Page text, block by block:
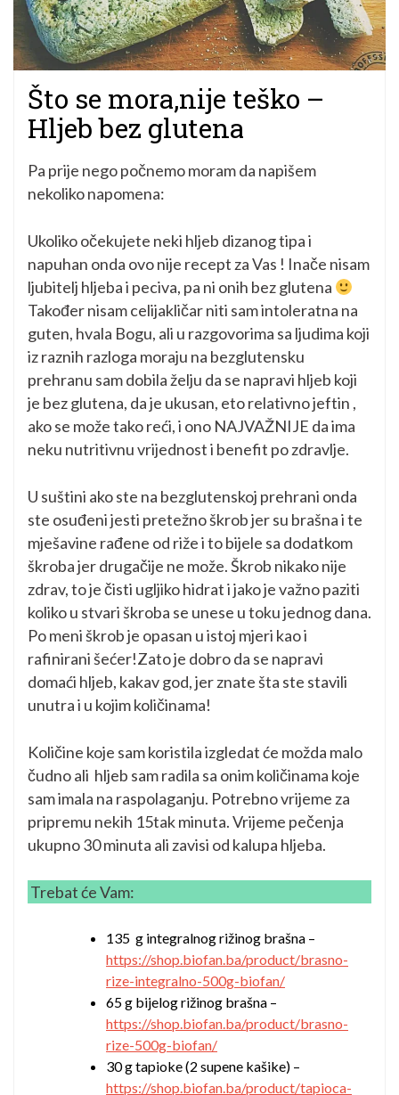
Što se mora,nije teško –
Hljeb bez glutena
Pa prije nego počnemo moram da napišem
nekoliko napomena:
Ukoliko očekujete neki hljeb dizanog tipa i
napuhan onda ovo nije recept za Vas ! Inače nisam
ljubitelj hljeba i peciva, pa ni onih bez glutena
Također nisam celijakličar niti sam intoleratna na
guten, hvala Bogu, ali u razgovorima sa ljudima koji
iz raznih razloga moraju na bezglutensku
prehranu sam dobila želju da se napravi hljeb koji
je bez glutena, da je ukusan, eto relativno jeftin ,
ako se može tako reći, i ono NAJVAŽNIJE da ima
neku nutritivnu vrijednost i benefit po zdravlje.
U suštini ako ste na bezglutenskoj prehrani onda
ste osuđeni jesti pretežno škrob jer su brašna i te
mješavine rađene od riže i to bijele sa dodatkom
škroba jer drugačije ne može. Škrob nikako nije
zdrav, to je čisti ugljiko hidrat i jako je važno paziti
koliko u stvari škroba se unese u toku jednog dana.
Po meni škrob je opasan u istoj mjeri kao i
rafinirani šećer!Zato je dobro da se napravi
domaći hljeb, kakav god, jer znate šta ste stavili
unutra i u kojim količinama!
Količine koje sam koristila izgledat će možda malo
čudno ali hljeb sam radila sa onim količinama koje
sam imala na raspolaganju. Potrebno vrijeme za
pripremu nekih 15tak minuta. Vrijeme pečenja
ukupno 30 minuta ali zavisi od kalupa hljeba.
Trebat će Vam:
135 g integralnog rižinog brašna –
https://shop.biofan.ba/product/brasno-
rize-integralno-500g-biofan/
65 g bijelog rižinog brašna –
https://shop.biofan.ba/product/brasno-
rize-500g-biofan/
30 g tapioke (2 supene kašike) –
https://shop.biofan.ba/product/tapioca-